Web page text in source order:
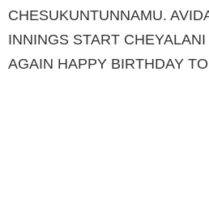
CHESUKUNTUNNAMU.
INNINGS START
AGAIN HAPPY BIRTHDAY